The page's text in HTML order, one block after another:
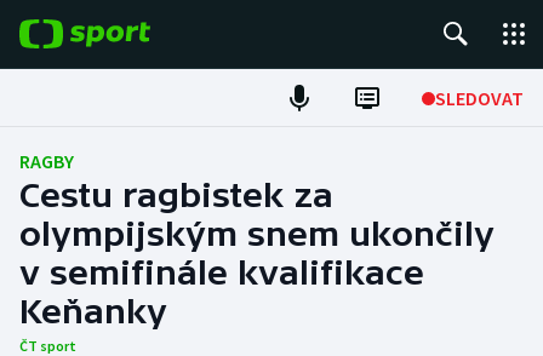
SLEDOVAT
Fotbal
Hokej
Tenis
Atletika
RAGBY
Cestu ragbistek za
olympijským snem ukončily
v semifinále kvalifikace
Keňanky
ČT sport